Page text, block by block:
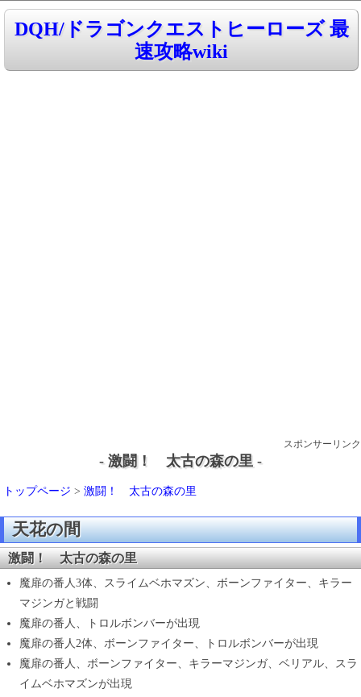
DQH/ドラゴンクエストヒーローズ 最
速攻略wiki
スポンサーリンク
- 激闘！ 太古の森の里 -
トップページ > 激闘！ 太古の森の里
天花の間
激闘！ 太古の森の里
魔扉の番人3体、スライムベホマズン、ボーンファイター、キラー
マジンガと戦闘
魔扉の番人、トロルボンバーが出現
魔扉の番人2体、ボーンファイター、トロルボンバーが出現
魔扉の番人、ボーンファイター、キラーマジンガ、ベリアル、スラ
イムベホマズンが出現